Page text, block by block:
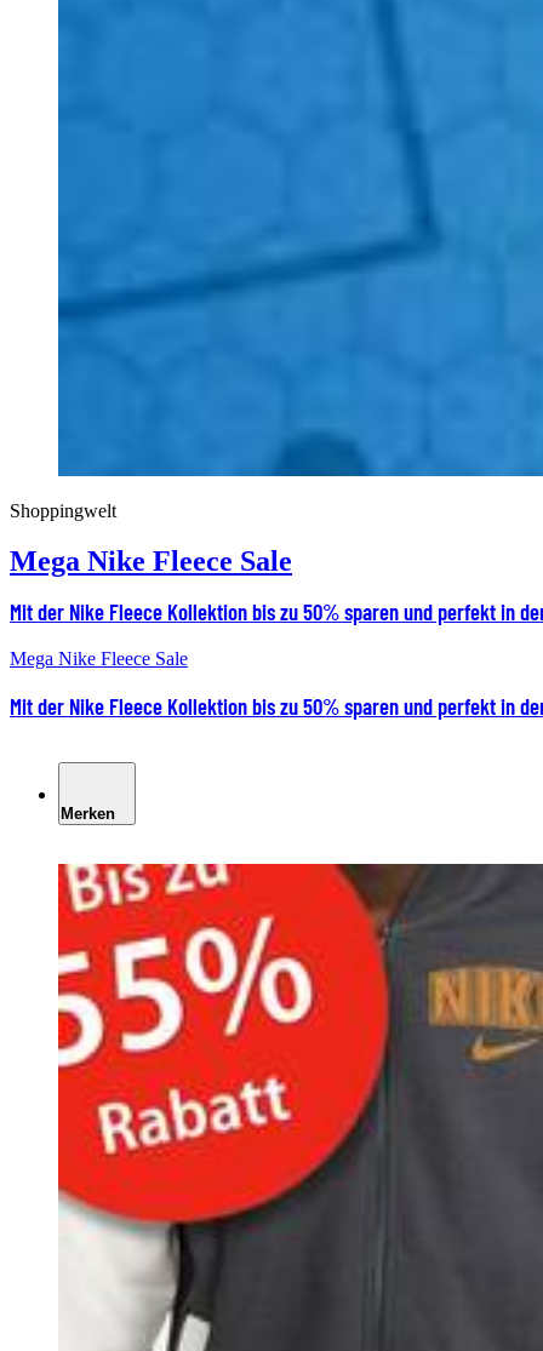
Shoppingwelt
Mega Nike Fleece Sale
Mit der Nike Fleece Kollektion bis zu 50% sparen und perfekt in
Mega Nike Fleece Sale
Mit der Nike Fleece Kollektion bis zu 50% sparen und perfekt in
Merken